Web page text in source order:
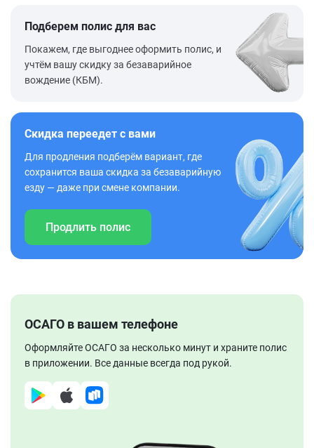
Подберем полис для вас
Покажем, где выгоднее оформить полис, и
учтём вашу скидку за безаварийное
вождение (КБМ).
Скидка переедет с вами
Для продления подберём вариант, где
сохранится ваша скидка за безаварийную
езду — даже при смене компании.
Продлить полис
ОСАГО в вашем телефоне
Оформляйте ОСАГО за несколько минут и храните полис
в приложении. Все данные всегда под рукой.